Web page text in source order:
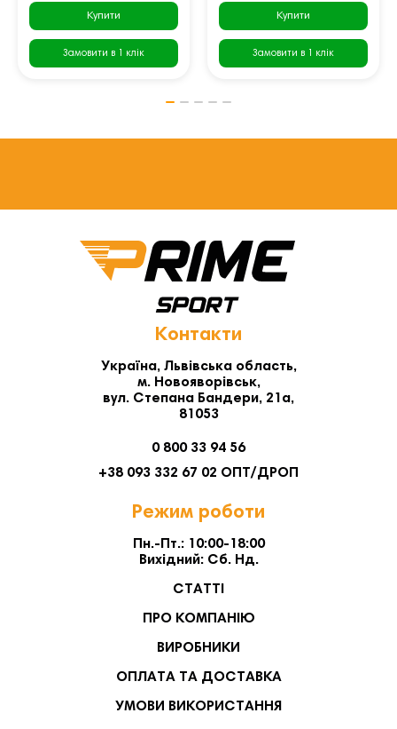
Купити
Замовити в 1 клік
Купити
Замовити в 1 клік
Контакти
Україна, Львівська область,
м. Новояворівськ,
вул. Степана Бандери, 21а,
81053
0 800 33 94 56
+38 093 332 67 02 ОПТ/ДРОП
Режим роботи
Пн.-Пт.: 10:00-18:00
Вихідний: Сб. Нд.
СТАТТІ
ПРО КОМПАНІЮ
ВИРОБНИКИ
ОПЛАТА ТА ДОСТАВКА
УМОВИ ВИКОРИСТАННЯ